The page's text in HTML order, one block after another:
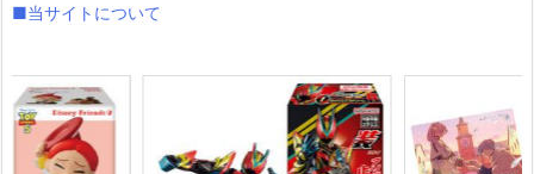
■当サイトについて